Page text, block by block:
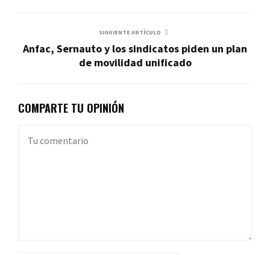
SIGUIENTE ARTÍCULO
Anfac, Sernauto y los sindicatos piden un plan
de movilidad unificado
COMPARTE TU OPINIÓN